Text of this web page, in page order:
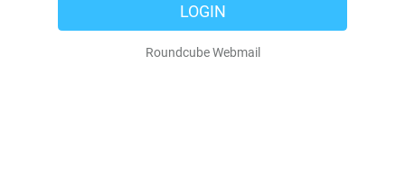
LOGIN
Roundcube Webmail